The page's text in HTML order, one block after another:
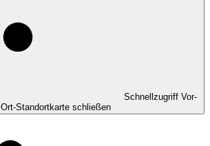
Schnellzugriff Vor-
Ort-Standortkarte schließen